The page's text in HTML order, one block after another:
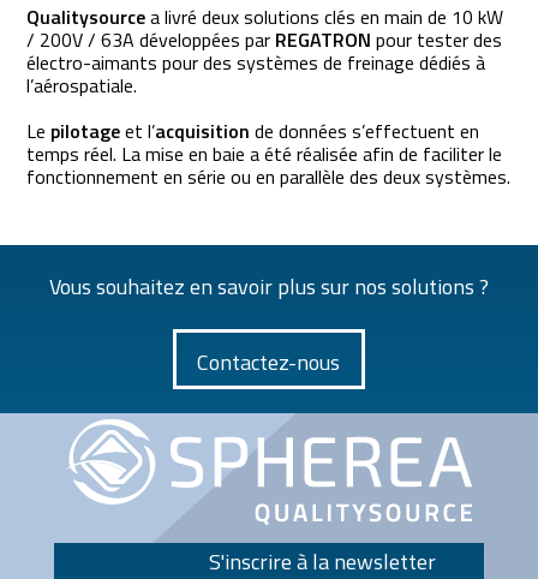
Qualitysourcea livré deux solutions clés en main de 10 kW
/ 200V / 63A développées par REGATRON pour tester des
électro-aimants pour des systèmes de freinage dédiés à
l’aérospatiale.
Le pilotageet l’acquisition de données s’effectuent en
temps réel. La mise en baie a été réalisée afin de faciliter le
fonctionnement en série ou en parallèle des deux systèmes.
Vous souhaitez en savoir plus sur nos solutions ?
Contactez-nous
S'inscrire à la newsletter